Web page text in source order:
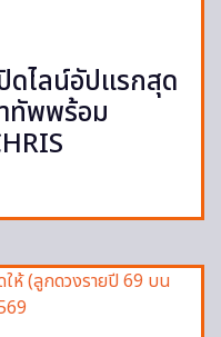
ดไลน์อัปแรกสุด
ทัพพร้อม